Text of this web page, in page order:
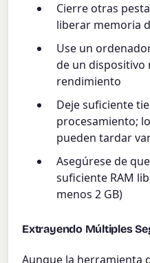
Cierre otras
liberar memoria
Use un
de un dispositivo
rendimiento
Deje suficiente
procesamiento;
pueden tardar
Asegúrese de
suficiente RAM
menos 2 GB)
Extrayendo Múltiples
Aunque la herramienta